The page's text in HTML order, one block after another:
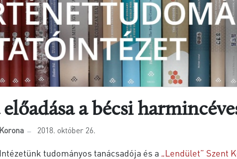
előadása a bécsi
2018. október 26.
Intézetünk tudományos tanácsadója és a „Lendület” Szent